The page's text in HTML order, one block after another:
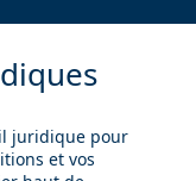
juridique pour
et vos